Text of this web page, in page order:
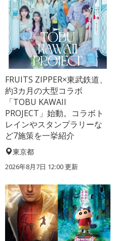
FRUITS ZIPPER×東武鉄道、
約3カ月の大型コラボ
「TOBU KAWAII
PROJECT」始動。コラボト
レインやスタンプラリーな
ど7施策を一挙紹介
東京都
2026年8月7日 12:00更新